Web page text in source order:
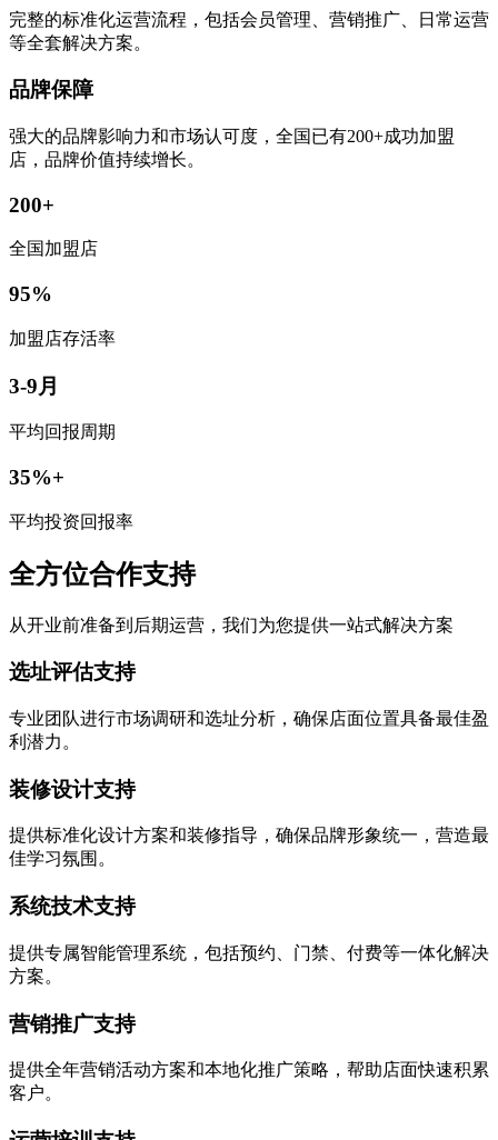
完整的标准化运营流程，包括会员管理、营销推广、日常运营
等全套解决方案。
品牌保障
强大的品牌影响力和市场认可度，全国已有200+成功加盟
店，品牌价值持续增长。
200+
全国加盟店
95%
加盟店存活率
3-9月
平均回报周期
35%+
平均投资回报率
全方位合作支持
从开业前准备到后期运营，我们为您提供一站式解决方案
选址评估支持
专业团队进行市场调研和选址分析，确保店面位置具备最佳盈
利潜力。
装修设计支持
提供标准化设计方案和装修指导，确保品牌形象统一，营造最
佳学习氛围。
系统技术支持
提供专属智能管理系统，包括预约、门禁、付费等一体化解决
方案。
营销推广支持
提供全年营销活动方案和本地化推广策略，帮助店面快速积累
客户。